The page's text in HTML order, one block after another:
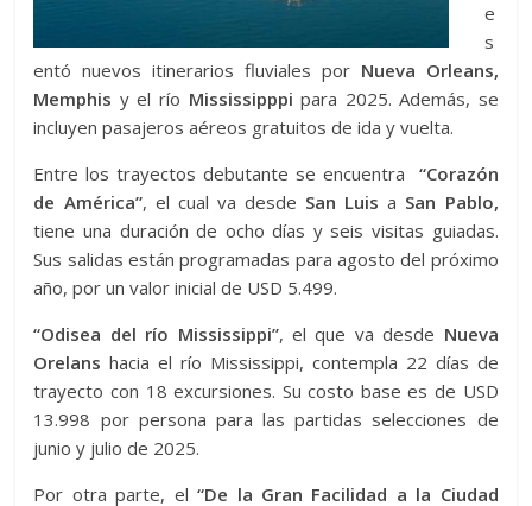
e
s
entó nuevos itinerarios fluviales por Nueva Orleans,
Memphis y el río Mississipppipara 2025. Además, se
incluyen pasajeros aéreos gratuitos de ida y vuelta.
Entre los trayectos debutante se encuentra “Corazón
de América”, el cual va desde San Luisa San Pablo,
tiene una duración de ocho días y seis visitas guiadas.
Sus salidas están programadas para agosto del próximo
año, por un valor inicial de USD 5.499.
“Odisea del río Mississippi”, el que va desde Nueva
Orelanshacia el río Mississippi, contempla 22 días de
trayecto con 18 excursiones. Su costo base es de USD
13.998 por persona para las partidas selecciones de
junio y julio de 2025.
Por otra parte, el“De la Gran Facilidad a la Ciudad